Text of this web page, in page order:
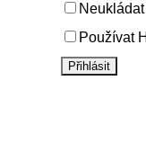
Používat